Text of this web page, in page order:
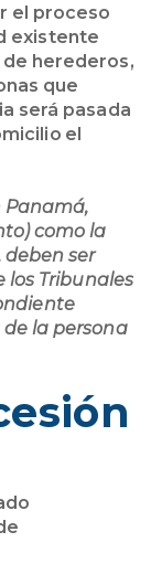
el proceso
existente
de herederos,
que
será pasada
el
Panamá,
como la
ser
los Tribunales
la persona